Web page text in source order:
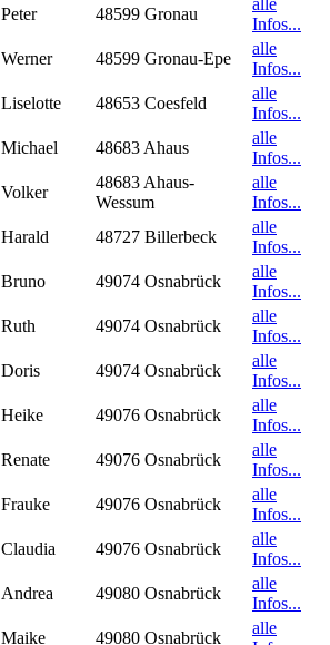
Peter 48599 Gronau
Infos...
Werner 48599 Gronau-Epe
alle
Infos...
Liselotte 48653 Coesfeld
alle
Infos...
Michael 48683 Ahaus
alle
Infos...
Volker
48683 Ahaus-
Wessum
alle
Infos...
Harald 48727 Billerbeck
alle
Infos...
Bruno 49074 Osnabrück
alle
Infos...
Ruth 49074 Osnabrück
alle
Infos...
Doris 49074 Osnabrück
alle
Infos...
Heike 49076 Osnabrück
alle
Infos...
Renate 49076 Osnabrück
alle
Infos...
Frauke 49076 Osnabrück
alle
Infos...
Claudia 49076 Osnabrück
alle
Infos...
Andrea 49080 Osnabrück
alle
Infos...
Maike 49080 Osnabrück
alle